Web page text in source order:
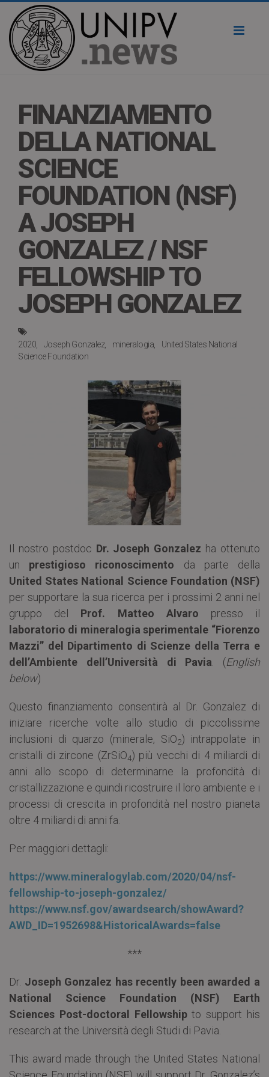
FINANZIAMENTO
DELLA NATIONAL
SCIENCE
FOUNDATION (NSF)
A JOSEPH
GONZALEZ / NSF
FELLOWSHIP TO
JOSEPH GONZALEZ
2020 Joseph Gonzalez mineralogia
United States National
Science Foundation
Il nostro postdoc Dr. Joseph Gonzalez ha ottenuto
un prestigioso riconoscimento da parte della
United States National Science Foundation (NSF)
per supportare la sua ricerca per i prossimi 2 anni nel
gruppo del Prof. Matteo Alvaro presso il
laboratorio di mineralogia sperimentale “Fiorenzo
Mazzi” del Dipartimento di Scienze della Terra e
dell’Ambiente dell’Università di Pavia . (English
below)
Questo finanziamento consentirà al Dr. Gonzalez di
iniziare ricerche volte allo studio di piccolissime
inclusioni di quarzo (minerale, SiO2) intrappolate in
cristalli di zircone (ZrSiO4) più vecchi di 4 miliardi di
anni allo scopo di determinarne la profondità di
cristallizzazione e quindi ricostruire il loro ambiente e i
processi di crescita in profondità nel nostro pianeta
oltre 4 miliardi di anni fa.
Per maggiori dettagli:
https://www.mineralogylab.com/2020/04/nsf-
fellowship-to-joseph-gonzalez/
https://www.nsf.gov/awardsearch/showAward?
AWD_ID=1952698&HistoricalAwards=false
***
Dr. Joseph Gonzalez has recently been awarded a
National Science Foundation (NSF)
Earth
Sciences Post-doctoral Fellowshipto support his
research at the Università degli Studi di Pavia.
This award made through the United States National